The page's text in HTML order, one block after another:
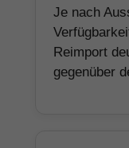
Je nach
Reimport
gegenüber